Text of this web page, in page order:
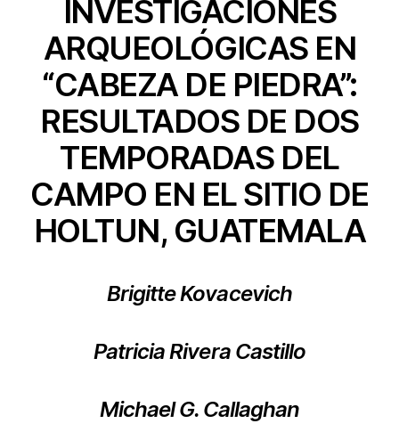
INVESTIGACIONES
ARQUEOLÓGICAS EN
“CABEZA DE PIEDRA”:
RESULTADOS DE DOS
TEMPORADAS DEL
CAMPO EN EL SITIO DE
HOLTUN, GUATEMALA
Brigitte Kovacevich
Patricia Rivera Castillo
Michael G. Callaghan